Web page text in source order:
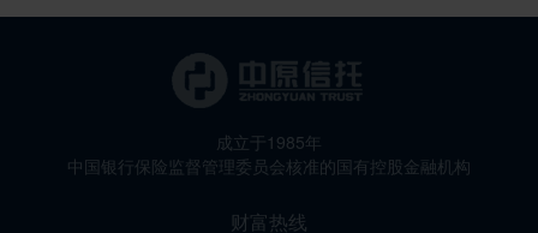
成立于1985年
中国银行保险监督管理委员会核准的国有控股金融机构
财富热线